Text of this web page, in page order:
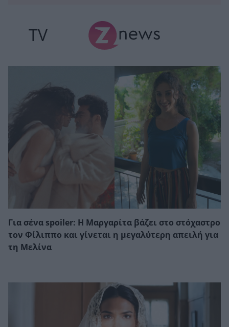
TV
Για σένα spoiler: Η Μαργαρίτα βάζει στο στόχαστρο
τον Φίλιππο και γίνεται η μεγαλύτερη απειλή για
τη Μελίνα